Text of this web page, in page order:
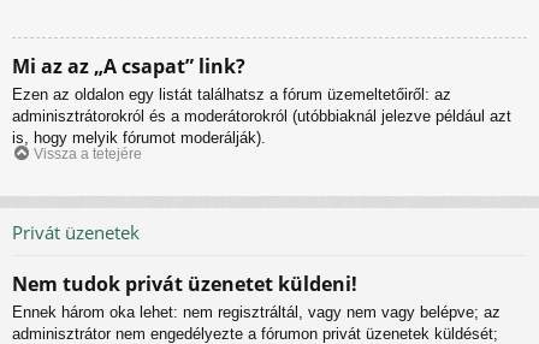
Mi az az „A csapat” link?
Ezen az oldalon egy listát találhatsz a fórum üzemeltetőiről: az
adminisztrátorokról és a moderátorokról (utóbbiaknál jelezve például azt
is, hogy melyik fórumot moderálják).
Vissza a tetejére
Privát üzenetek
Nem tudok privát üzenetet küldeni!
Ennek három oka lehet: nem regisztráltál, vagy nem vagy belépve; az
adminisztrátor nem engedélyezte a fórumon privát üzenetek küldését;